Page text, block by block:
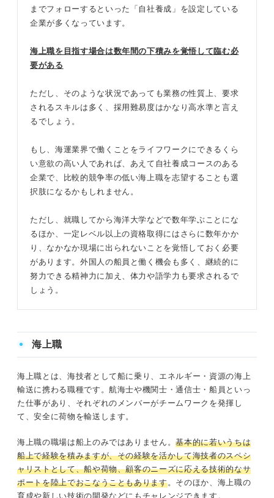
までフォローするといった「自社養成」を設定している
企業が多くなっています。
海上職を目指す場合は数年間の下積みを覚悟して臨む必
要がある
ただし、そのような状況であっても業務の性質上、要求
されるスキルは多く、採用難易度はかなり高水準と言え
るでしょう。
もし、海運業界で働くことをライフワークにできるくら
い意欲の高い人であれば、あえて自社養成コースのある
企業で、比較的競争率の低い海上職を志望することも選
択肢になるかもしれません。
ただし、就職してから海洋大学などで数年学ぶことにな
るほか、一定レベル以上の資格取得にはさらに数年かか
り、なかなか現場に出られないことを覚悟しておく必要
があります。外国人の船員と働く機会も多く、継続的に
努力できる精神力に加え、体力や語学力も要求されるで
しょう。
海上職
海上職とは、海技者として船に乗り、エネルギー・資源の海上
輸送に携わる職種です。航海士や機関士・通信士・船員といっ
た仕事があり、それぞれのメンバーがチームワークを発揮し
て、安全に荷物を輸送します。
海上職の職場は船上のみではありません。基本的に若いうちは
船上で経験を積みますが、その経験を活かして海技者のスペシ
ャリストとして、船や荷物、顧客のニーズに応える技術的なサ
ポートを陸上でおこなうこともあります。そのほか、海上職の
育成や新しい技術の開発などにもチャレンジできます。